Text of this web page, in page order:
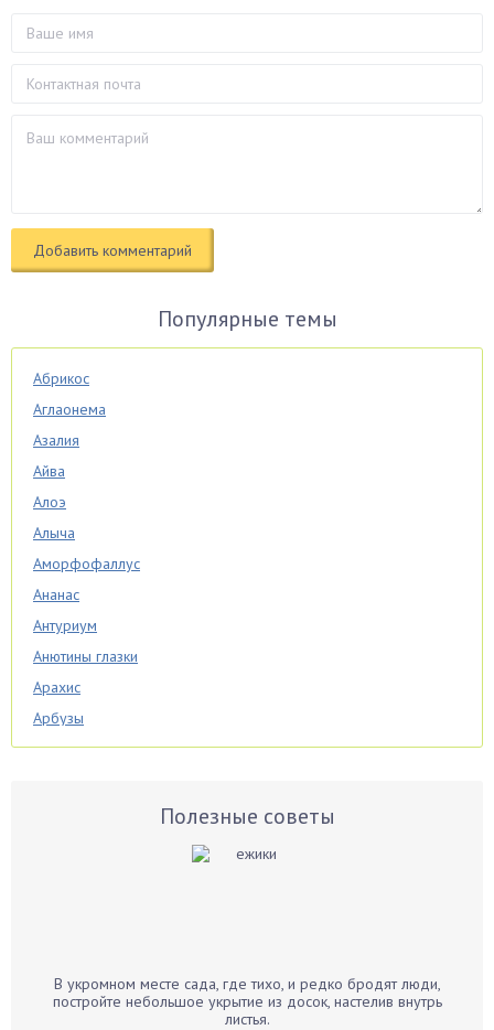
Популярные темы
Абрикос
Аглаонема
Азалия
Айва
Алоэ
Алыча
Аморфофаллус
Ананас
Антуриум
Анютины глазки
Арахис
Арбузы
Аспарагус
Бархатцы
Полезные советы
В укромном месте сада, где тихо, и редко бродят люди,
постройте небольшое укрытие из досок, настелив внутрь
листья.